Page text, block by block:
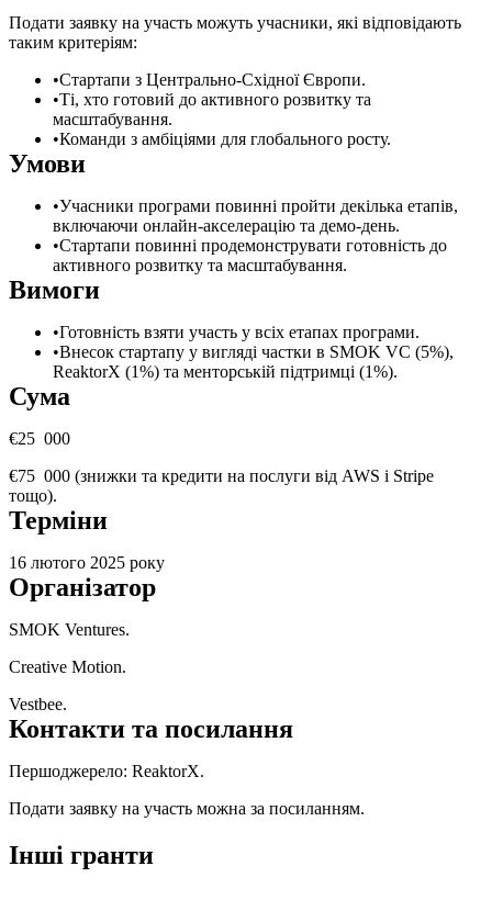
Подати заявку на участь можуть учасники, які відповідають
таким критеріям:
Стартапи з Центрально-Східної Європи.
Ті, хто готовий до активного розвитку та
масштабування.
Команди з амбіціями для глобального росту.
Умови
Учасники програми повинні пройти декілька етапів,
включаючи онлайн-акселерацію та демо-день.
Стартапи повинні продемонструвати готовність до
активного розвитку та масштабування.
Вимоги
Готовність взяти участь у всіх етапах програми.
Внесок стартапу у вигляді частки в SMOK VC (5%),
ReaktorX (1%) та менторській підтримці (1%).
Сума
€25 000
€75 000 (знижки та кредити на послуги від AWS і Stripe
тощо).
Терміни
16 лютого 2025 року
Організатор
SMOK Ventures.
Creative Motion.
Vestbee.
Контакти та посилання
Першоджерело: ReaktorX.
Подати заявку на участь можна за посиланням.
Інші гранти